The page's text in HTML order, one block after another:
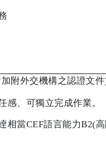
附外交機構之認證文件
感、可獨立完成作業。
相當CEF語言能力B2(